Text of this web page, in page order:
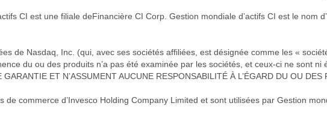
CI est une filiale deFinancière CI Corp. Gestion mondiale d’actifs CI est le nom
de Nasdaq, Inc. (qui, avec ses sociétés affiliées, est désignée comme les «
du ou des produits n’a pas été examinée par les sociétés, et ceux-ci ne sont ni
ET N’ASSUMENT AUCUNE RESPONSABILITÉ À L’ÉGARD DU OU DES
commerce d’Invesco Holding Company Limited et sont utilisées par Gestion